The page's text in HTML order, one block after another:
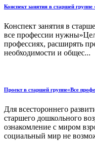
Конспект занятия в старшей
Конспект занятия в
все профессии
профессиях, расширять
необходимости и общес...
Проект в старшей группе«Все
Для всестороннего
старшего дошкольного
ознакомление с миром
социальный мир не